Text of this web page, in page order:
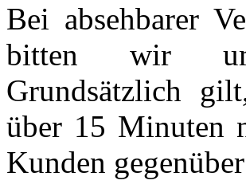
Bei absehbarer
bitten wir um
Grundsätzlich
über 15 Minuten
Kunden